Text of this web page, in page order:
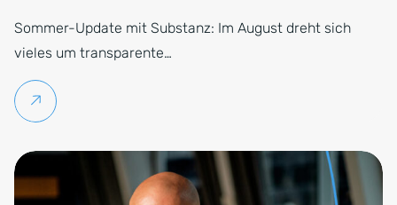
Sommer-Update mit Substanz: Im August dreht sich
vieles um transparente…
Weiterlesen